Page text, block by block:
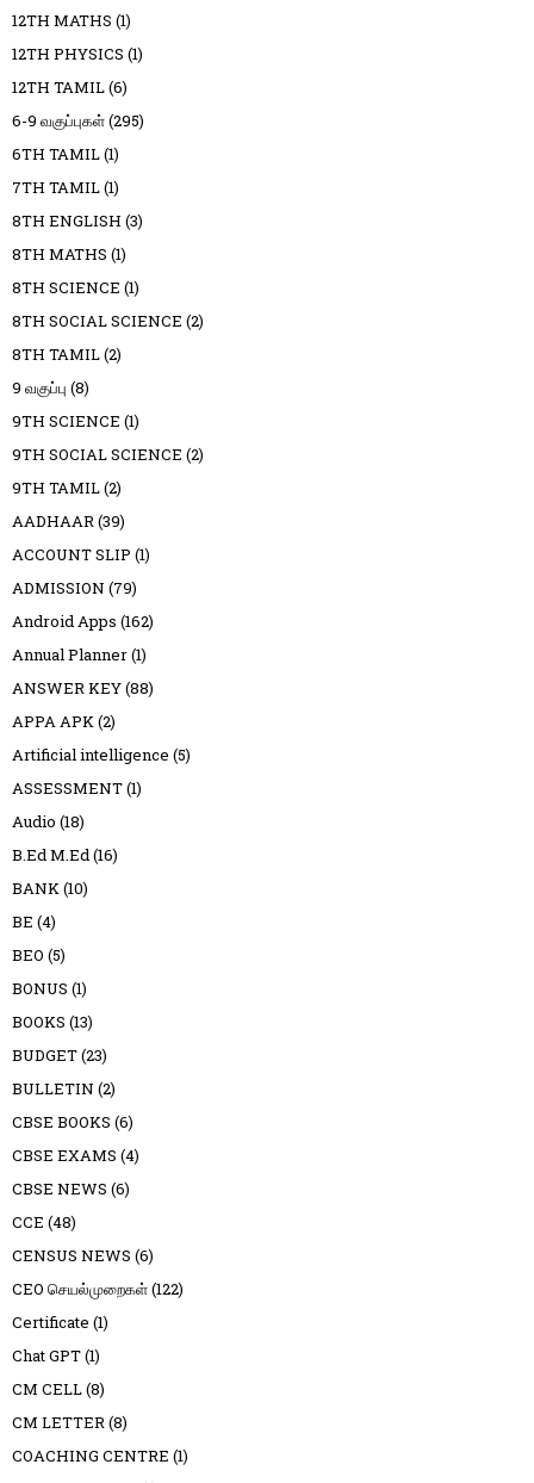
12TH MATHS (1)
12TH PHYSICS (1)
12TH TAMIL(6)
6-9 வகுப்புகள்(295)
6TH TAMIL(1)
7TH TAMIL(1)
8TH ENGLISH (3)
8TH MATHS (1)
8TH SCIENCE (1)
8TH SOCIAL SCIENCE (2)
8TH TAMIL(2)
9 வகுப்பு (8)
9TH SCIENCE (1)
9TH SOCIAL SCIENCE (2)
9TH TAMIL(2)
AADHAAR(39)
ACCOUNT SLIP (1)
ADMISSION (79)
Android Apps (162)
Annual Planner(1)
ANSWER KEY(88)
APPA APK(2)
Artificial intelligence (5)
ASSESSMENT(1)
Audio (18)
B.Ed M.Ed(16)
BANK(10)
BE (4)
BEO (5)
BONUS (1)
BOOKS (13)
BUDGET(23)
BULLETIN (2)
CBSE BOOKS (6)
CBSE EXAMS (4)
CBSE NEWS (6)
CCE (48)
CENSUS NEWS (6)
CEO செயல்முறைகள்(122)
Certificate (1)
Chat GPT(1)
CM CELL(8)
CM LETTER(8)
COACHING CENTRE (1)